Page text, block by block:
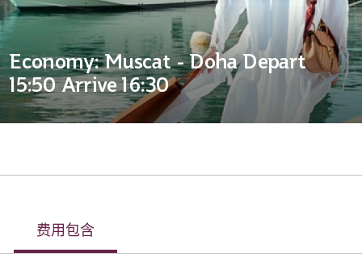
Economy: Muscat - Doha Depart
15:50 Arrive 16:30
费用包含